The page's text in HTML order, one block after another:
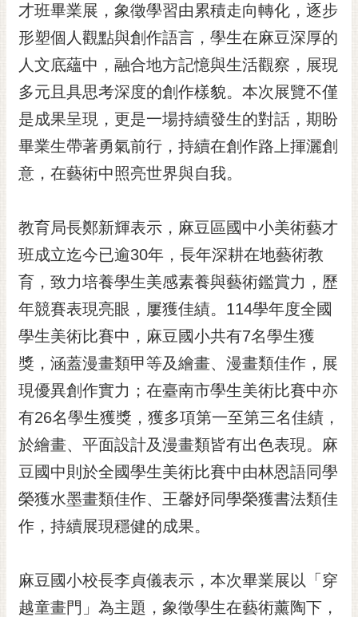
訂
閱
RSS
訂
閱
子
報
民
信
箱
English
日
本
語
隱
私
權
及
安
政
策
站
資
料
才班畢業展，象徵學習由累積走向轉化，逐步
形塑個人觀點與創作語言，學生在麻豆深厚的
人文底蘊中，融合地方記憶與生活觀察，展現
多元且具思考深度的創作樣貌。本次展覽不僅
是成果呈現，更是一場持續發生的對話，期盼
畢業生帶著勇氣前行，持續在創作路上揮灑創
意，在藝術中照亮世界與自我。
教育局長鄭新輝表示，麻豆區國中小美術藝才
班成立迄今已逾30年，長年深耕在地藝術教
育，致力培養學生美感素養與藝術鑑賞力，歷
年競賽表現亮眼，屢獲佳績。114學年度全國
學生美術比賽中，麻豆國小共有7名學生獲
獎，涵蓋漫畫類甲等及繪畫、漫畫類佳作，展
現優異創作實力；在臺南市學生美術比賽中亦
有26名學生獲獎，獲多項第一至第三名佳績，
於繪畫、平面設計及漫畫類皆有出色表現。麻
豆國中則於全國學生美術比賽中由林恩語同學
榮獲水墨畫類佳作、王馨妤同學榮獲書法類佳
作，持續展現穩健的成果。
麻豆國小校長李貞儀表示，本次畢業展以「穿
越童畫門」為主題，象徵學生在藝術薰陶下，